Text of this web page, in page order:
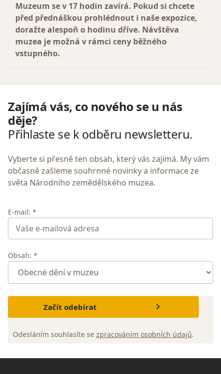
Muzeum se v 17 hodin zavírá. Pokud si chcete
před přednáškou prohlédnout i naše expozice,
doražte alespoň o hodinu dříve. Návštěva
muzea je možná v rámci ceny běžného
vstupného.
Zajímá vás, co nového se u nás
děje?
Přihlaste se k odběru newsletteru.
Vyberte si přesně ten obsah, který vás zajímá. My vám
občasně zašleme souhrnné novinky a informace ze
světa Národního zemědělského muzea.
E-mail: *
Obsah: *
Začít odebírat
Odesláním souhlasíte se zpracováním osobních údajů.